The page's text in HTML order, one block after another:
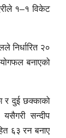
१–१ विकेट
निर्धारित २०
बनाएको
र दुई छक्काको
सन्दीप
६३ रन बनाए